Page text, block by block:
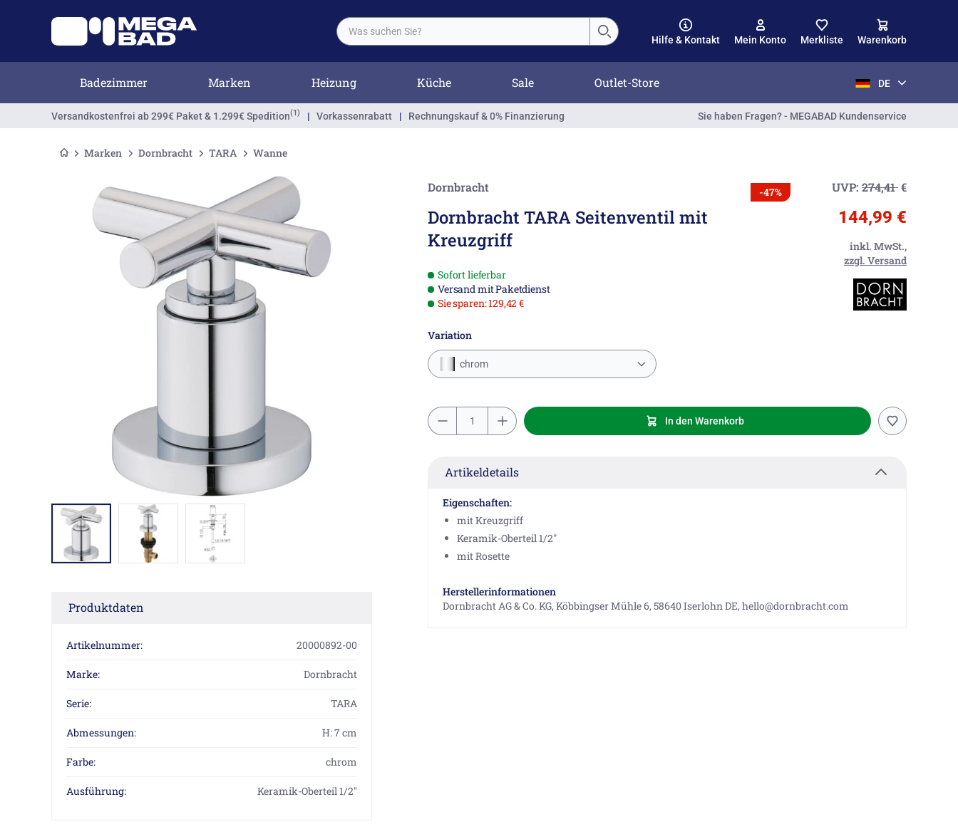
Hilfe & Kontakt Mein Konto Merkliste Warenkorb
Badezimmer Marken Heizung Küche Sale Outlet-Store DE
Versandkostenfrei ab 299€ Paket & 1.299€ Spedition(1) | Vorkassenrabatt | Rechnungskauf & 0% Finanzierung Sie haben Fragen? - MEGABAD Kundenservice
Marken Dornbracht TARA Wanne
Produktdaten
Artikelnummer: 20000892-00
Marke: Dornbracht
Serie: TARA
Abmessungen: H: 7 cm
Farbe: chrom
Ausführung: Keramik-Oberteil 1/2"
Dornbracht
Dornbracht TARA Seitenventil mit
Kreuzgriff
-47% UVP: 274,41€
144,99 €
inkl. MwSt.,
zzgl. Versand
Sofort lieferbar
Versand mit Paketdienst
Sie sparen: 129,42 €
Variation
chrom
In den Warenkorb
Artikeldetails
Eigenschaften:
mit Kreuzgriff
Keramik-Oberteil 1/2"
mit Rosette
Herstellerinformationen
Dornbracht AG & Co. KG, Köbbingser Mühle 6, 58640 Iserlohn DE, hello@dornbracht.com